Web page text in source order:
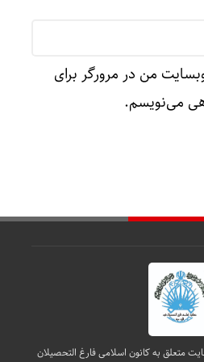
من در مرورگر برای
می‌نویسم.
متعلق به کانون اسلامی فارغ التحصیلان